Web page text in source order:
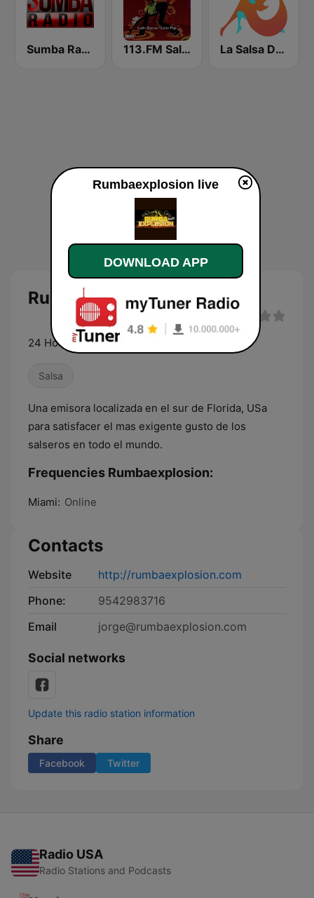
Sumba Radio 113.FM Salsa La Salsa De Ahora
Rumbaexplosion live
24 Hours of rumba and salsa
Salsa
Una emisora localizada en el sur de Florida, USa
para satisfacer el mas exigente gusto de los
salseros en todo el mundo.
Frequencies Rumbaexplosion:
Miami: Online
Contacts
Website
http://rumbaexplosion.com
Phone:
9542983716
Email
jorge@rumbaexplosion.com
Social networks
Update this radio station information
Share
Facebook Twitter
Radio USA
Radio Stations and Podcasts
Rumbaexplosion live
DOWNLOAD APP